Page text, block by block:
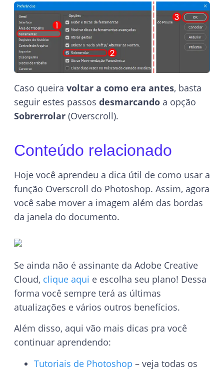
Caso queira voltar a como era antes, basta
seguir estes passos desmarcando a opção
Sobrerrolar (Overscroll).
Conteúdo relacionado
Hoje você aprendeu a dica útil de como usar a
função Overscroll do Photoshop. Assim, agora
você sabe mover a imagem além das bordas
da janela do documento.
Se ainda não é assinante da Adobe Creative
Cloud, clique aqui e escolha seu plano! Dessa
forma você sempre terá as últimas
atualizações e vários outros benefícios.
Além disso, aqui vão mais dicas pra você
continuar aprendendo:
Tutoriais de Photoshop – veja todas os